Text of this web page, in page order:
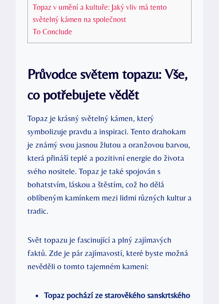
Topaz v umění a kultuře: Jaký vliv má tento
světelný kámen na společnost
To Conclude
Průvodce světem topazu: Vše,
co potřebujete vědět
Topaz je krásný světelný kámen, který
symbolizuje pravdu a inspiraci. Tento drahokam
je známý svou jasnou žlutou a oranžovou barvou,
která přináší teplé a pozitivní energie do života
svého nositele. Topaz je také spojován s
bohatstvím, láskou a štěstím, což ho dělá
oblíbeným kamínkem mezi lidmi různých kultur a
tradic.
Svět topazu je fascinující a plný zajímavých
faktů. Zde je pár zajímavostí, které byste možná
nevěděli o tomto tajemném kameni:
Topaz pochází ze starověkého sanskrtského